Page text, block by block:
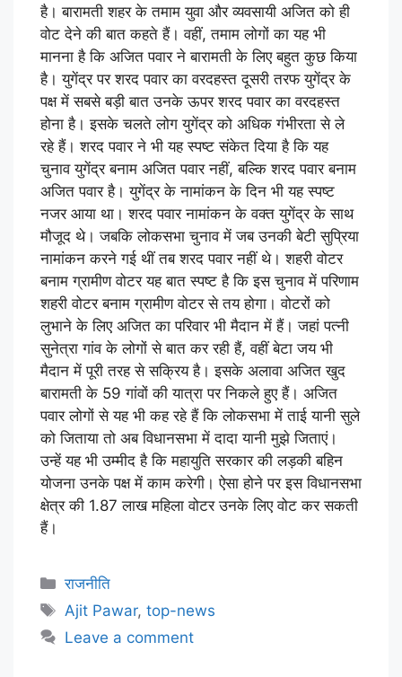
है। बारामती शहर के तमाम युवा और व्यवसायी अजित को ही
वोट देने की बात कहते हैं। वहीं, तमाम लोगों का यह भी
मानना है कि अजित पवार ने बारामती के लिए बहुत कुछ किया
है। युगेंद्र पर शरद पवार का वरदहस्त दूसरी तरफ युगेंद्र के
पक्ष में सबसे बड़ी बात उनके ऊपर शरद पवार का वरदहस्त
होना है। इसके चलते लोग युगेंद्र को अधिक गंभीरता से ले
रहे हैं। शरद पवार ने भी यह स्पष्ट संकेत दिया है कि यह
चुनाव युगेंद्र बनाम अजित पवार नहीं, बल्कि शरद पवार बनाम
अजित पवार है। युगेंद्र के नामांकन के दिन भी यह स्पष्ट
नजर आया था। शरद पवार नामांकन के वक्त युगेंद्र के साथ
मौजूद थे। जबकि लोकसभा चुनाव में जब उनकी बेटी सुप्रिया
नामांकन करने गई थीं तब शरद पवार नहीं थे। शहरी वोटर
बनाम ग्रामीण वोटर यह बात स्पष्ट है कि इस चुनाव में परिणाम
शहरी वोटर बनाम ग्रामीण वोटर से तय होगा। वोटरों को
लुभाने के लिए अजित का परिवार भी मैदान में हैं। जहां पत्नी
सुनेत्रा गांव के लोगों से बात कर रही हैं, वहीं बेटा जय भी
मैदान में पूरी तरह से सक्रिय है। इसके अलावा अजित खुद
बारामती के 59 गांवों की यात्रा पर निकले हुए हैं। अजित
पवार लोगों से यह भी कह रहे हैं कि लोकसभा में ताई यानी सुले
को जिताया तो अब विधानसभा में दादा यानी मुझे जिताएं।
उन्हें यह भी उम्मीद है कि महायुति सरकार की लड़की बहिन
योजना उनके पक्ष में काम करेगी। ऐसा होने पर इस विधानसभा
क्षेत्र की 1.87 लाख महिला वोटर उनके लिए वोट कर सकती
हैं।
राजनीति
Ajit Pawar,top-news
Leave a comment